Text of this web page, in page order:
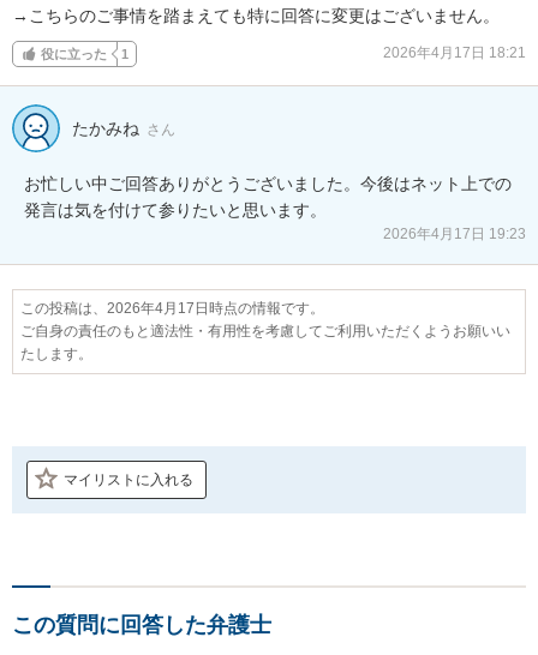
→こちらのご事情を踏まえても特に回答に変更はございません。
役に立った 1 2026年4月17日 18:21
たかみね さん
お忙しい中ご回答ありがとうございました。今後はネット上での
発言は気を付けて参りたいと思います。
2026年4月17日 19:23
この投稿は、2026年4月17日時点の情報です。
ご自身の責任のもと適法性・有用性を考慮してご利用いただくようお願いい
たします。
マイリストに入れる
この質問に回答した弁護士